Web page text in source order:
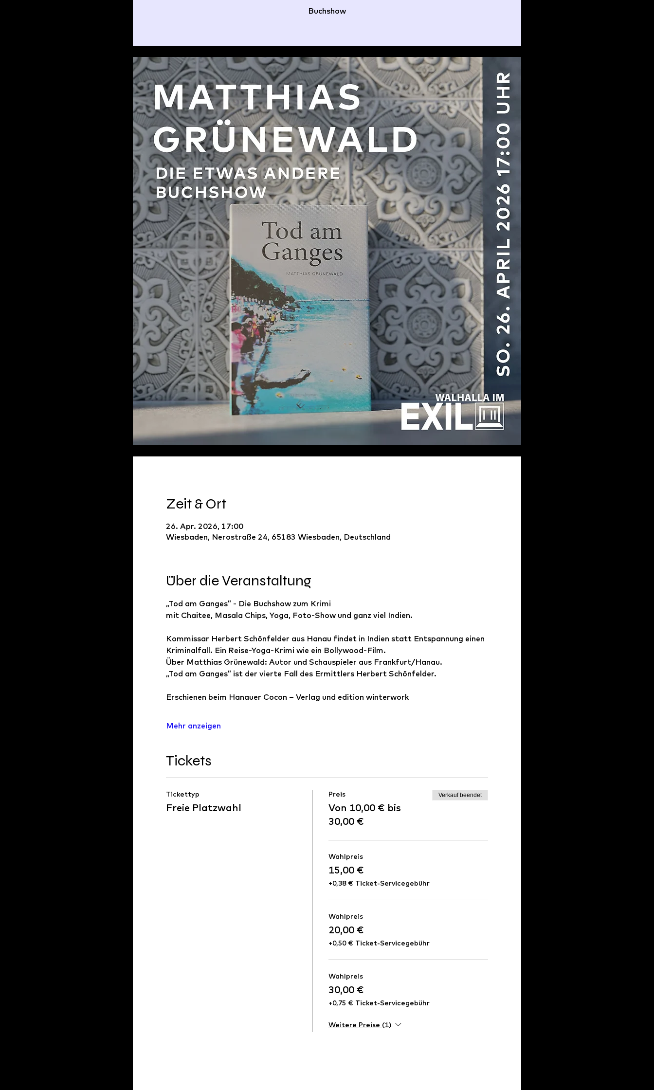
Buchshow
Zeit & Ort
26. Apr. 2026, 17:00
Wiesbaden, Nerostraße 24, 65183 Wiesbaden, Deutschland
Über die Veranstaltung
„Tod am Ganges” - Die Buchshow zum Krimi
mit Chaitee, Masala Chips, Yoga, Foto-Show und ganz viel Indien.
Kommissar Herbert Schönfelder aus Hanau findet in Indien statt Entspannung einen
Kriminalfall. Ein Reise-Yoga-Krimi wie ein Bollywood-Film.
Über Matthias Grünewald: Autor und Schauspieler aus Frankfurt/Hanau.
„Tod am Ganges” ist der vierte Fall des Ermittlers Herbert Schönfelder.
Erschienen beim Hanauer Cocon – Verlag und edition winterwork
Mehr anzeigen
Tickets
Tickettyp
Freie Platzwahl
Preis
Von 10,00 € bis
30,00 €
Verkauf beendet
Wahlpreis
15,00 €
+0,38 € Ticket-Servicegebühr
Wahlpreis
20,00 €
+0,50 € Ticket-Servicegebühr
Wahlpreis
30,00 €
+0,75 € Ticket-Servicegebühr
Weitere Preise (1)